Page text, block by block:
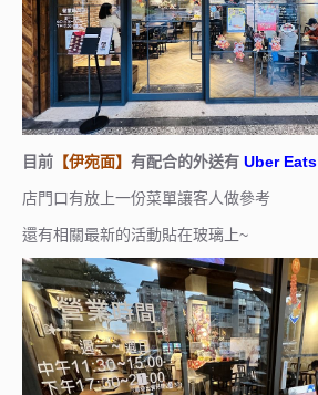
目前 【伊宛面】 有配合的外送有 Uber Eats
店門口有放上一份菜單讓客人做參考
還有相關最新的活動貼在玻璃上~